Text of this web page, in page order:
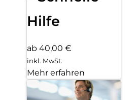
Hilfe
ab 40,00 €
inkl. MwSt.
Mehr erfahren